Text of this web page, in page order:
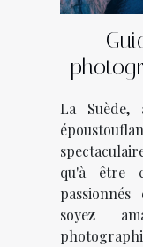
La Suède,
qu'à être
soyez